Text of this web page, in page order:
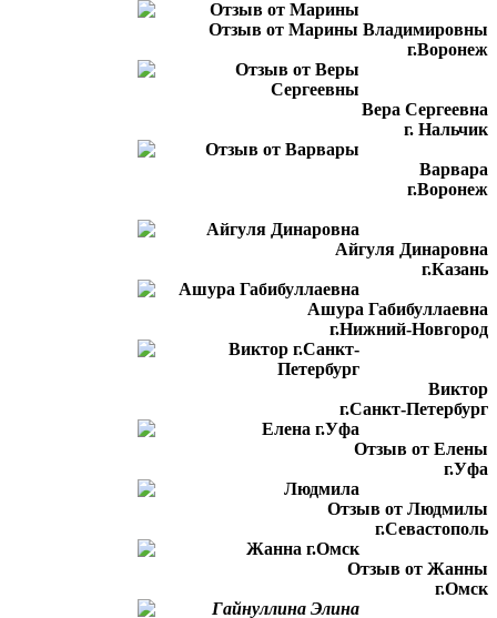
Отзыв от Марины Владимировны
г.Воронеж
Вера Сергеевна
г. Нальчик
Варвара
г.Воронеж
Айгуля Динаровна
г.Казань
Ашура Габибуллаевна
г.Нижний-Новгород
Виктор
г.Санкт-Петербург
Отзыв от Елены
г.Уфа
Отзыв от Людмилы
г.Севастополь
Отзыв от Жанны
г.Омск